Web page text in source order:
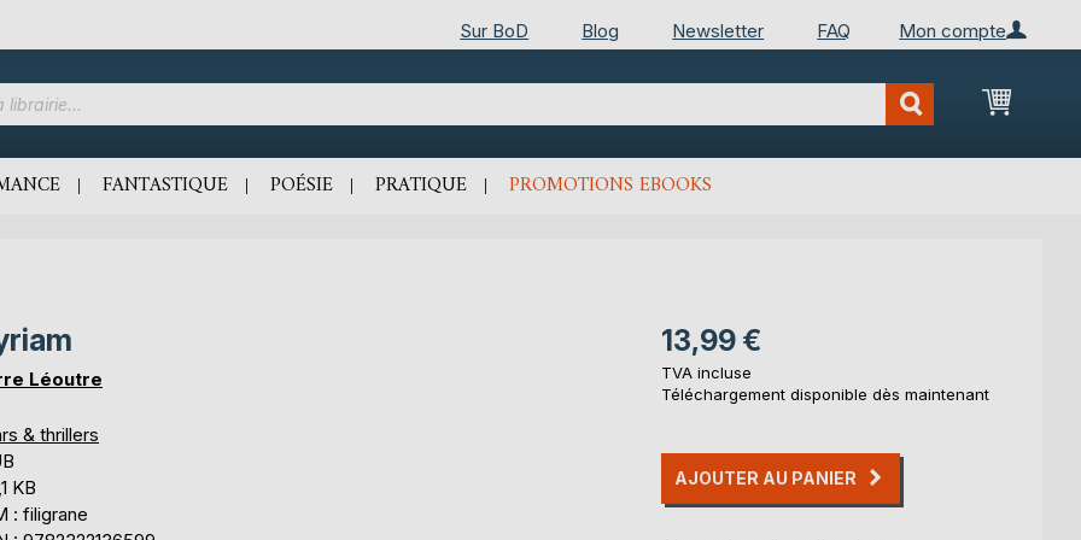
Mon compte
Sur BoD Blog Newsletter FAQ
Mon
FANTASTIQUE POÉSIE PRATIQUE PROMOTIONS EBOOKS
Léoutre
& thrillers
KB
: filigrane
13,99 €
TVA incluse
Téléchargement disponible dès maintenant
AJOUTER AU PANIER